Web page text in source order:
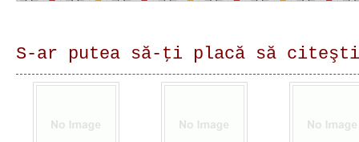
S-ar putea să-ţi placă să